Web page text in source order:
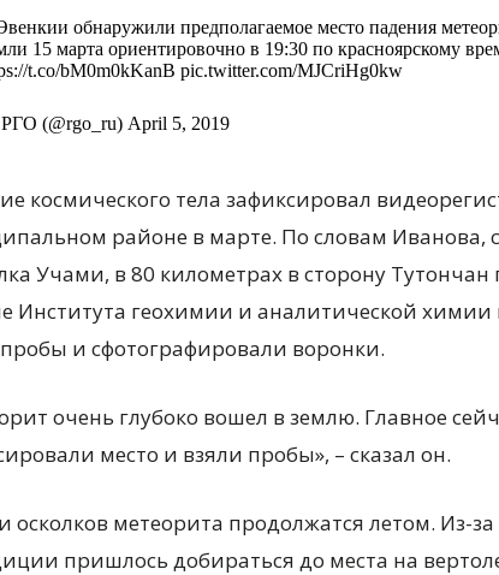
обнаружили предполагаемое место падения
15 марта ориентировочно в 19:30 по красноярскому
t.co/bM0m0kKanB pic.twitter.com/MJCriHg0kw
(@rgo_ru) April 5, 2019
космического тела зафиксировал
районе в марте. По словам Иванова,
Учами, в 80 километрах в сторону
Института геохимии и аналитической
и сфотографировали воронки.
очень глубоко вошел в землю. Главное
место и взяли пробы», – сказал он.
осколков метеорита продолжатся летом. Из-за
пришлось добираться до места на